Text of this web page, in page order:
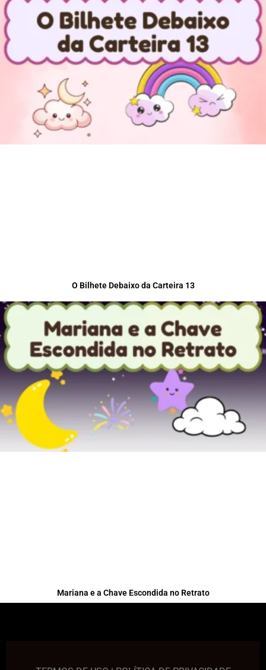
O Bilhete Debaixo da Carteira 13
Mariana e a Chave Escondida no Retrato